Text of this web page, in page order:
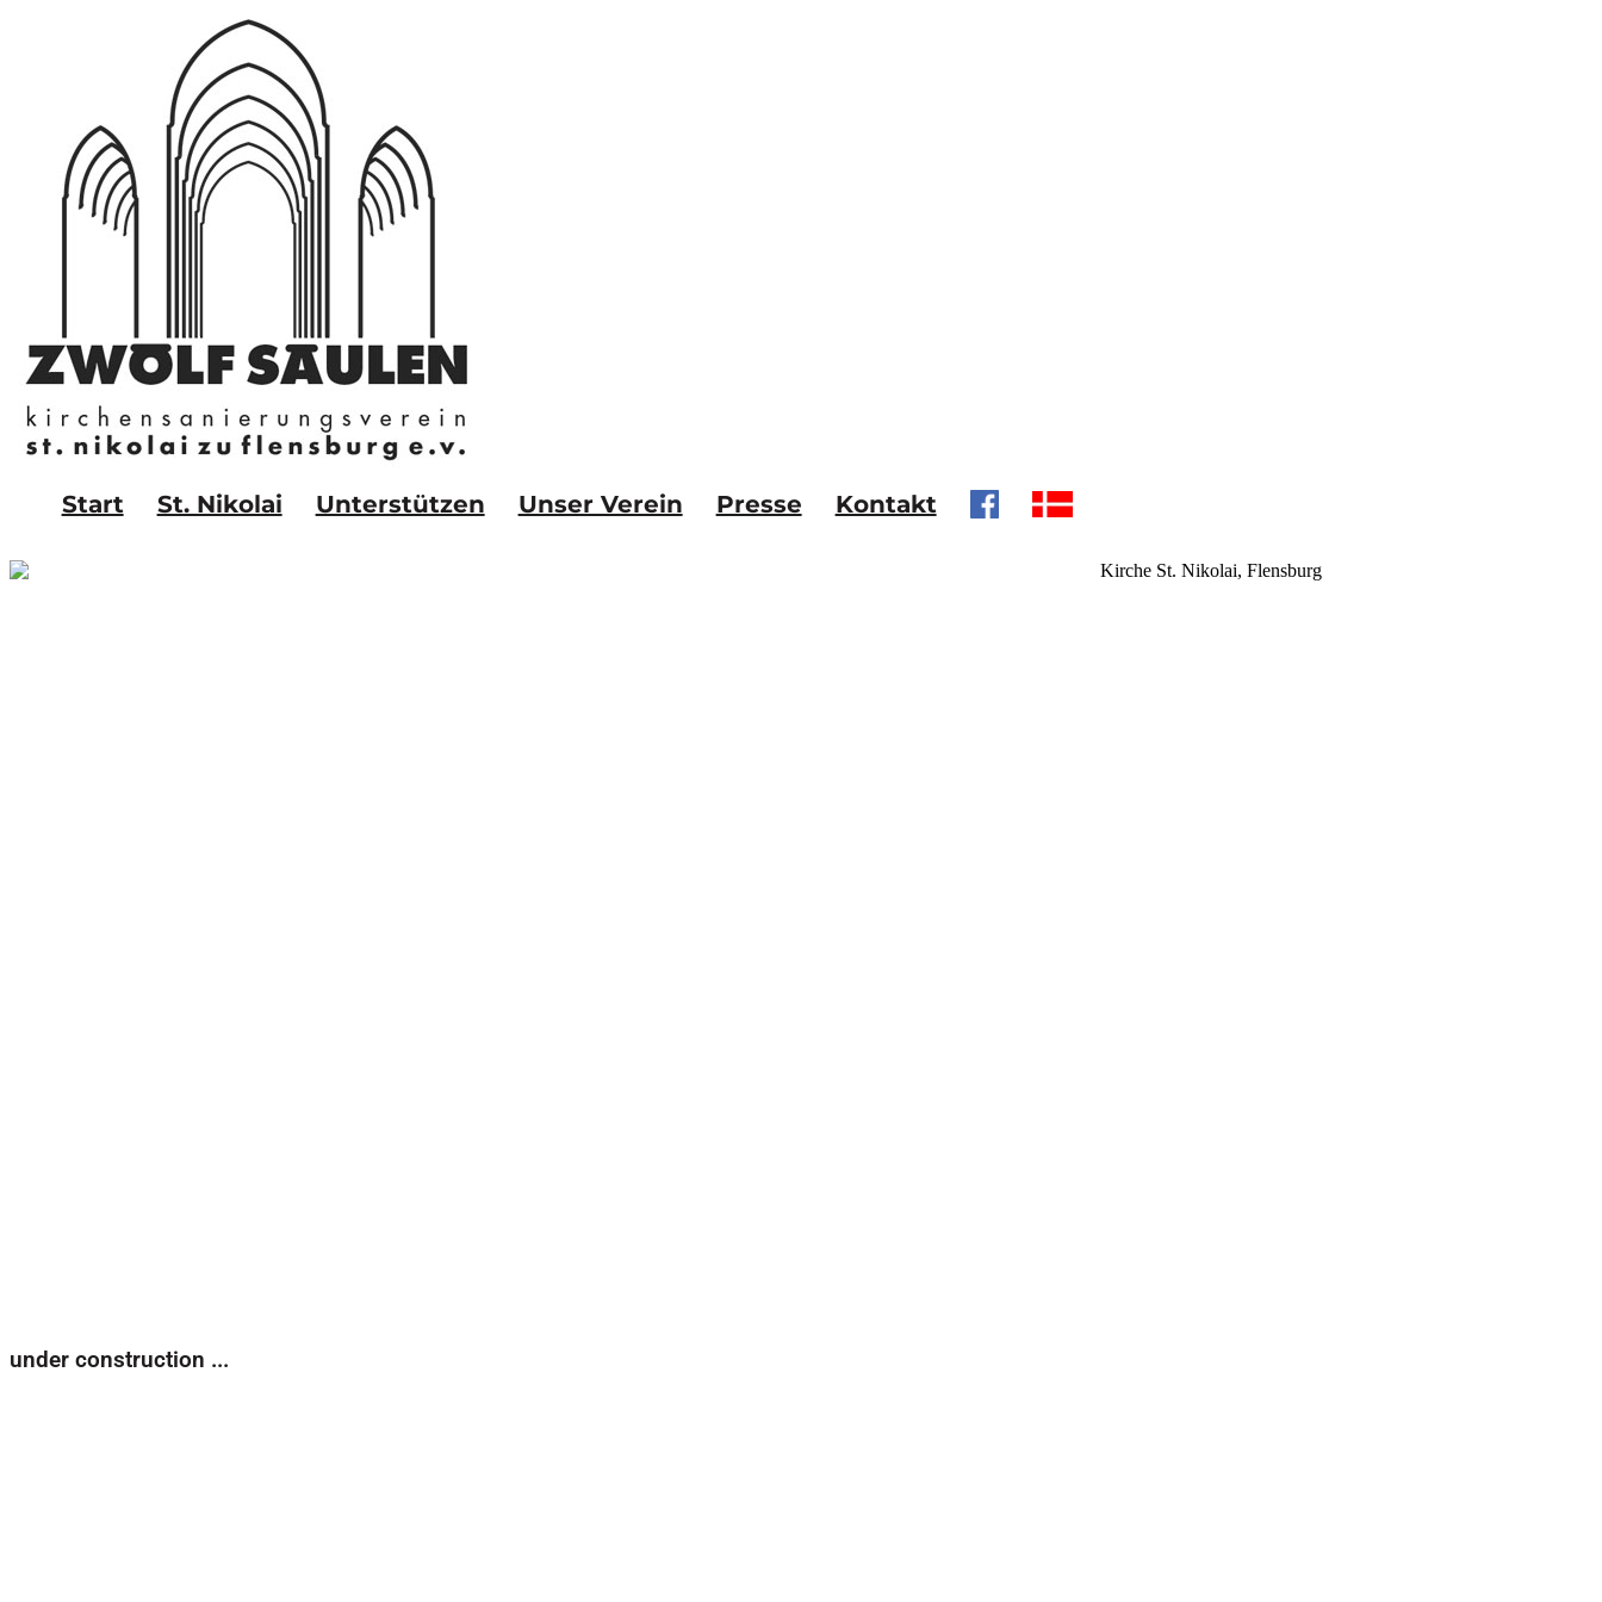
Start St. Nikolai Unterstützen Unser Verein Presse Kontakt
under construction ...